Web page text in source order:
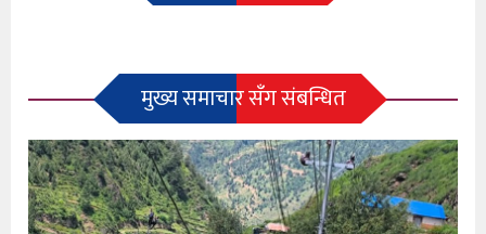
मुख्य समाचार सँग संबन्धित